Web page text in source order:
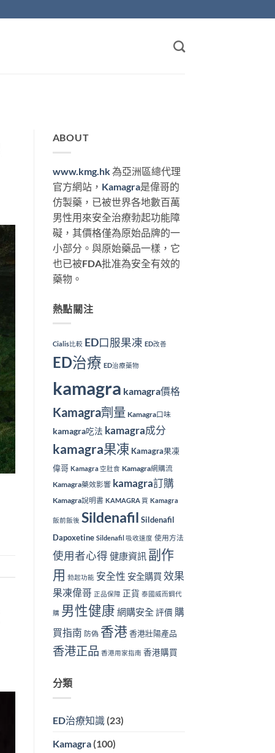
ABOUT
www.kmg.hk為亞洲區總代理
官方網站， Kamagra是偉哥的
仿製藥，已被世界各地數百萬
男性用來安全治療勃起功能障
礙，其價格僅為原始品牌的一
小部分。與原始藥品一樣，它
也已被FDA批准為安全有效的
藥物。
熱點關注
Cialis比較 ED口服果凍 ED改善
ED治療 ED治療藥物
kamagra kamagra價格
Kamagra劑量 Kamagra口味
kamagra吃法 kamagra成分
kamagra果凍 Kamagra果凍
偉哥 Kamagra 空肚食 Kamagra網購流
Kamagra藥效影響 kamagra訂購
Kamagra說明書 KAMAGRA 買 Kamagra
飯前飯後 Sildenafil Sildenafil
Dapoxetine Sildenafil 吸收速度 使用方法
使用者心得 健康資訊 副作
用 勃起功能 安全性 安全購買 效果
果凍偉哥 正品保障 正貨 泰國威而鋼代
購 男性健康 網購安全 評價 購
買指南 防偽 香港 香港壯陽產品
香港正品 香港用家指南 香港購買
分類
ED治療知識(23)
Kamagra(100)